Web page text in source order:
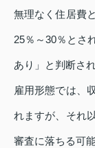
無理なく住居費
25％～30％とさ
あり」と判断さ
雇用形態では、
れますが、それ
審査に落ちる可